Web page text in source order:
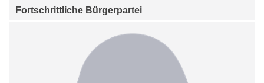
Fortschrittliche Bürgerpartei